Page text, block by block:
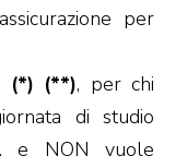
per
(*) (**), per chi
di studio
e NON vuole